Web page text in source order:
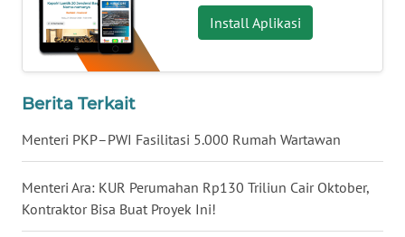
Install Aplikasi
Berita Terkait
Menteri PKP–PWI Fasilitasi 5.000 Rumah Wartawan
Menteri Ara: KUR Perumahan Rp130 Triliun Cair Oktober,
Kontraktor Bisa Buat Proyek Ini!
KEPULAUAN
SERIBU
WN
TANGERANG
WN
BINJAI
WN
CIREBON